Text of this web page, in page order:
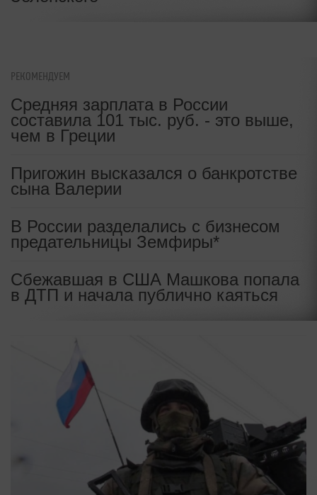
РЕКОМЕНДУЕМ
Средняя зарплата в России
составила 101 тыс. руб. - это выше,
чем в Греции
Пригожин высказался о банкротстве
сына Валерии
В России разделались с бизнесом
предательницы Земфиры*
Сбежавшая в США Машкова попала
в ДТП и начала публично каяться